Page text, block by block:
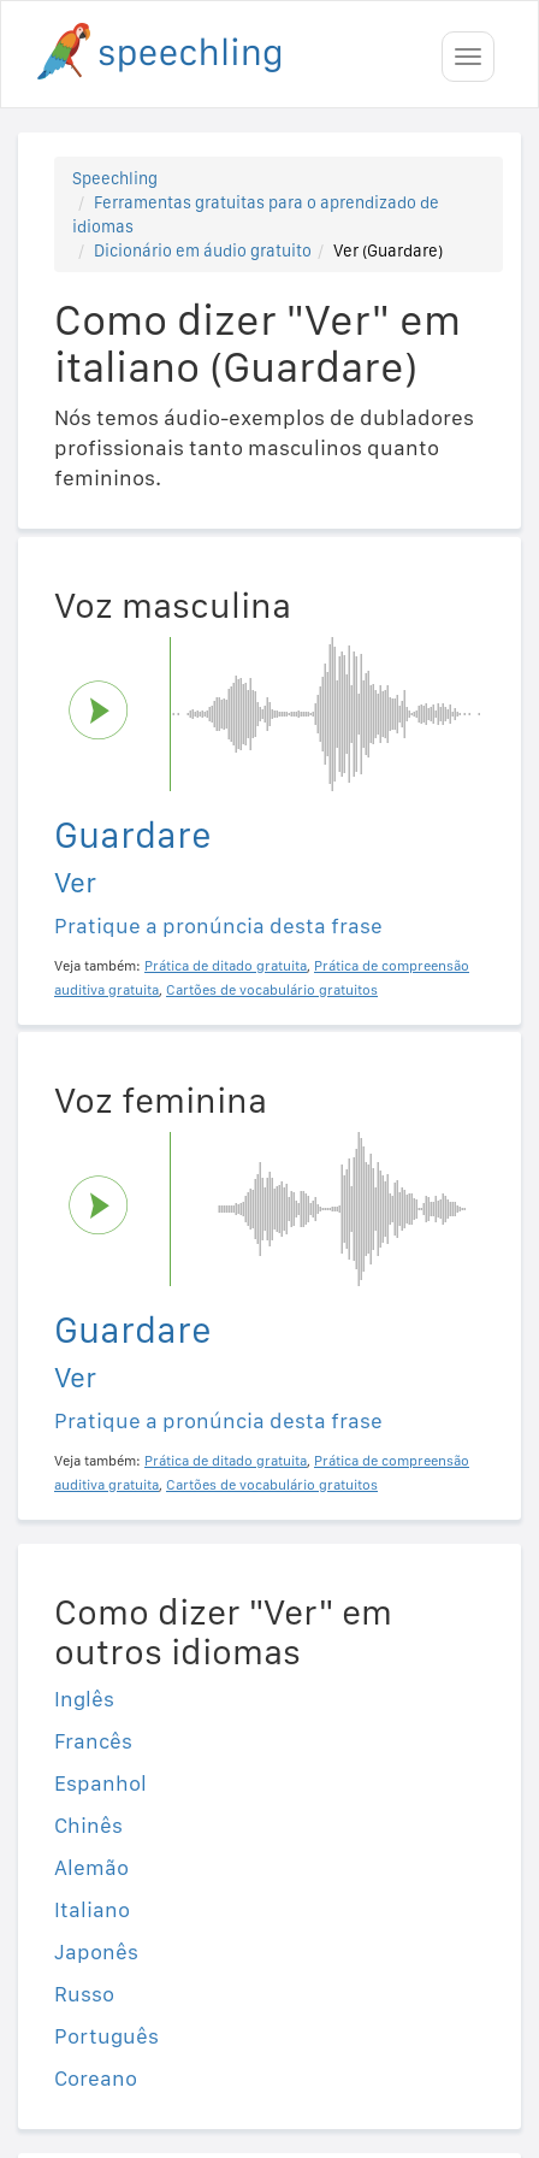
Toggle
Speechling
Ferramentas gratuitas para o aprendizado de
idiomas
Dicionário em áudio gratuito
Ver (Guardare)
Como dizer "Ver" em
italiano (Guardare)
Nós temos áudio-exemplos de dubladores
profissionais tanto masculinos quanto
femininos.
Voz masculina
Guardare
Ver
Pratique a pronúncia desta frase
Veja também: Prática de ditado gratuita, Prática de compreensão
auditiva gratuita, Cartões de vocabulário gratuitos
Voz feminina
Guardare
Ver
Pratique a pronúncia desta frase
Veja também: Prática de ditado gratuita, Prática de compreensão
auditiva gratuita, Cartões de vocabulário gratuitos
Como dizer "Ver" em
outros idiomas
Inglês
Francês
Espanhol
Chinês
Alemão
Italiano
Japonês
Russo
Português
Coreano